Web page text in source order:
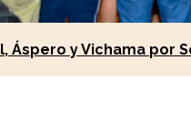
Áspero y Vichama por